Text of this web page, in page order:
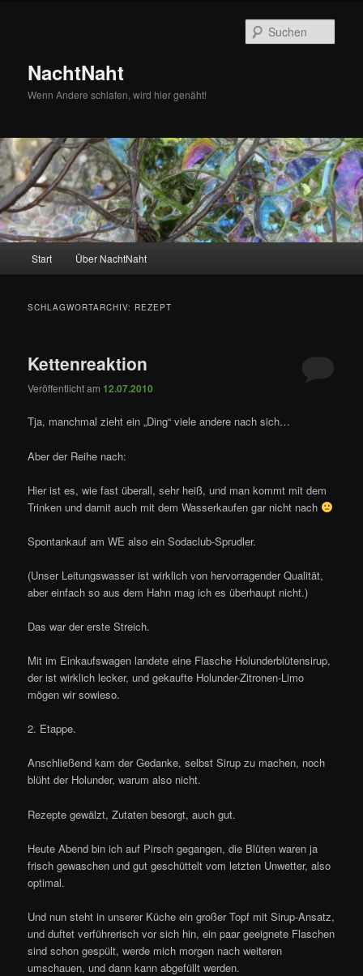
NachtNaht
Wenn Andere schlafen, wird hier genäht!
Start Über NachtNaht
SCHLAGWORTARCHIV: REZEPT
Kettenreaktion
Veröffentlicht am12.07.2010
Tja, manchmal zieht ein „Ding“ viele andere nach sich…
Aber der Reihe nach:
Hier ist es, wie fast überall, sehr heiß, und man kommt mit dem
Trinken und damit auch mit dem Wasserkaufen gar nicht nach
Spontankauf am WE also ein Sodaclub-Sprudler.
(Unser Leitungswasser ist wirklich von hervorragender Qualität,
aber einfach so aus dem Hahn mag ich es überhaupt nicht.)
Das war der erste Streich.
Mit im Einkaufswagen landete eine Flasche Holunderblütensirup,
der ist wirklich lecker, und gekaufte Holunder-Zitronen-Limo
mögen wir sowieso.
2. Etappe.
Anschließend kam der Gedanke, selbst Sirup zu machen, noch
blüht der Holunder, warum also nicht.
Rezepte gewälzt, Zutaten besorgt, auch gut.
Heute Abend bin ich auf Pirsch gegangen, die Blüten waren ja
frisch gewaschen und gut geschüttelt vom letzten Unwetter, also
optimal.
Und nun steht in unserer Küche ein großer Topf mit Sirup-Ansatz,
und duftet verführerisch vor sich hin, ein paar geeignete Flaschen
sind schon gespült, werde mich morgen nach weiteren
umschauen, und dann kann abgefüllt werden.